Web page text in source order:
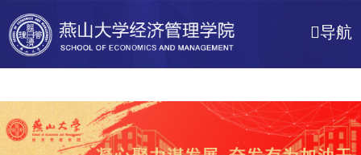
日本a片
导航